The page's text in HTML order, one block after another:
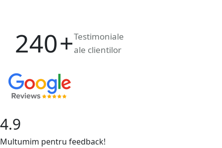
240+Testimoniale
ale clientilor
4.9
Multumim pentru feedback!